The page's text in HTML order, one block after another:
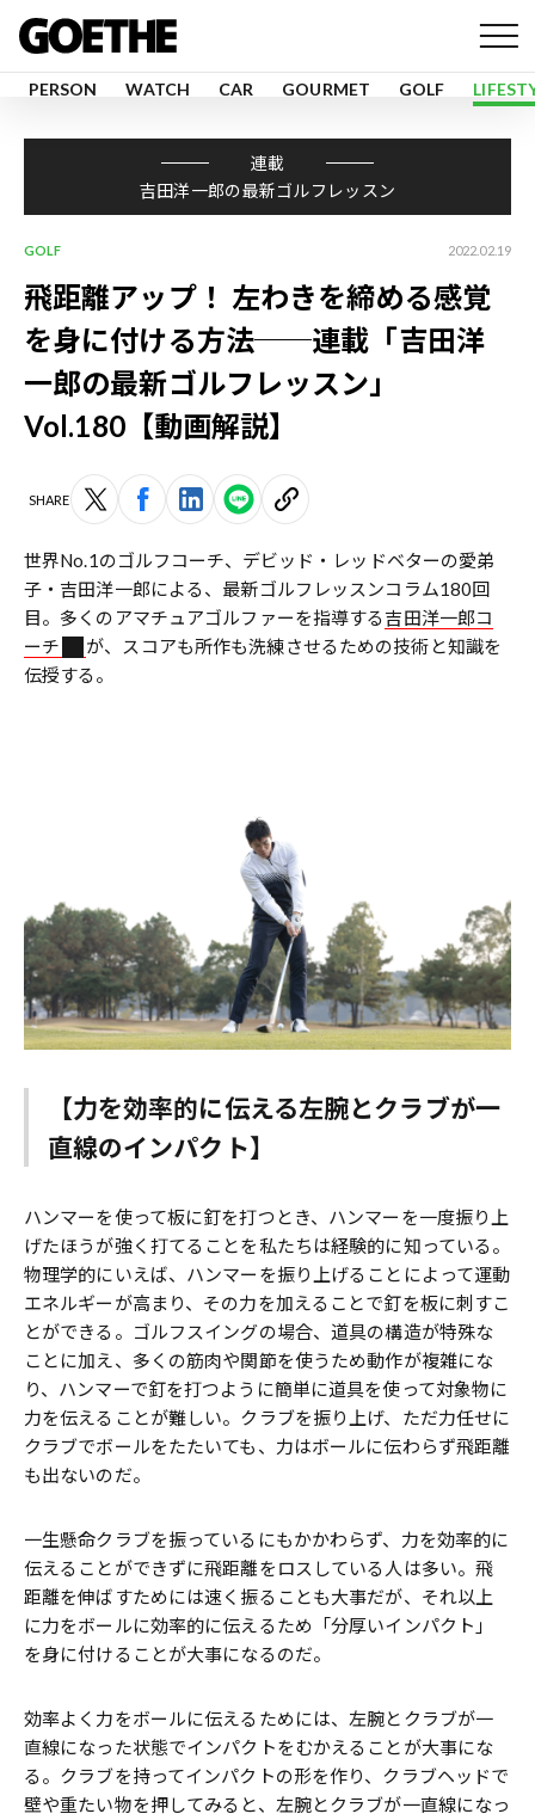
PERSON WATCH CAR GOURMET GOLF
連載
吉田洋一郎の最新ゴルフレッスン
GOLF 2022.02.19
飛距離アップ！ 左わきを締める感覚
を身に付ける方法──連載「吉田洋
一郎の最新ゴルフレッスン」
Vol.180【動画解説】
SHARE
世界No.1のゴルフコーチ、デビッド・レッドベターの愛弟
子・吉田洋一郎による、最新ゴルフレッスンコラム180回
目。多くのアマチュアゴルファーを指導する吉田洋一郎コ
ーチ
が、スコアも所作も洗練させるための技術と知識を
伝授する。
【力を効率的に伝える左腕とクラブが一
直線のインパクト】
ハンマーを使って板に釘を打つとき、ハンマーを一度振り上
げたほうが強く打てることを私たちは経験的に知っている。
物理学的にいえば、ハンマーを振り上げることによって運動
エネルギーが高まり、その力を加えることで釘を板に刺すこ
とができる。ゴルフスイングの場合、道具の構造が特殊な
ことに加え、多くの筋肉や関節を使うため動作が複雑にな
り、ハンマーで釘を打つように簡単に道具を使って対象物に
力を伝えることが難しい。クラブを振り上げ、ただ力任せに
クラブでボールをたたいても、力はボールに伝わらず飛距離
も出ないのだ。
一生懸命クラブを振っているにもかかわらず、力を効率的に
伝えることができずに飛距離をロスしている人は多い。飛
距離を伸ばすためには速く振ることも大事だが、それ以上
に力をボールに効率的に伝えるため「分厚いインパクト」
を身に付けることが大事になるのだ。
効率よく力をボールに伝えるためには、左腕とクラブが一
直線になった状態でインパクトをむかえることが大事にな
る。クラブを持ってインパクトの形を作り、クラブヘッドで
壁や重たい物を押してみると、左腕とクラブが一直線になっ